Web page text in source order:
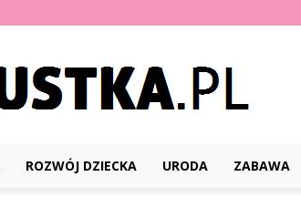
ROZWÓJ DZIECKA URODA ZABAWA